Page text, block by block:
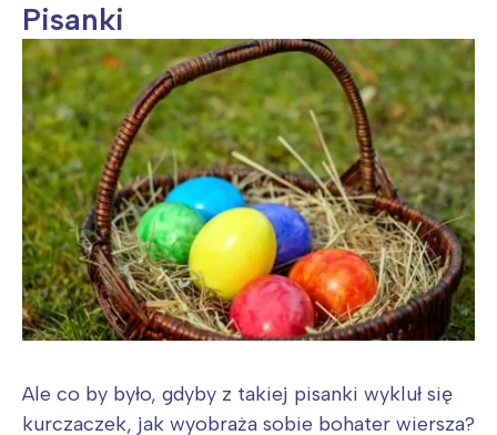
Pisanki
Ale co by było, gdyby z takiej pisanki wykluł się
kurczaczek, jak wyobraża sobie bohater wiersza?